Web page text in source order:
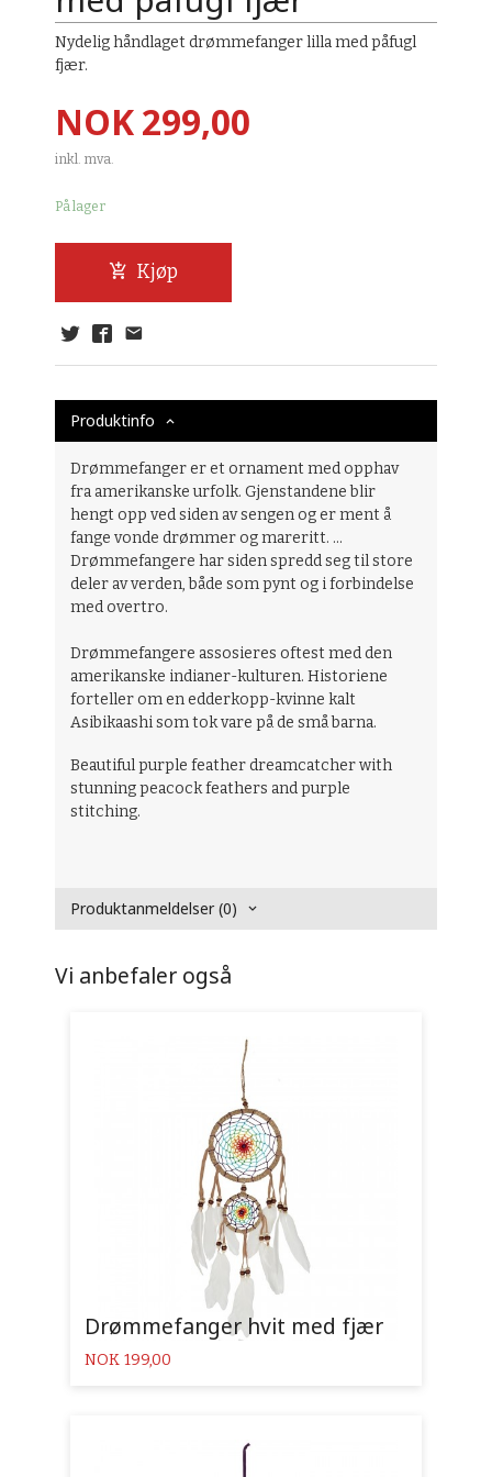
Nydelig håndlaget drømmefanger lilla med påfugl
fjær.
Pris
NOK299,00
inkl. mva.
På lager
Kjøp
Produktinfo
Drømmefanger er et ornament med opphav
fra amerikanske urfolk. Gjenstandene blir
hengt opp ved siden av sengen og er ment å
fange vonde drømmer og mareritt. ...
Drømmefangere har siden spredd seg til store
deler av verden, både som pynt og i forbindelse
med overtro.
Drømmefangere assosieres oftest med den
amerikanske indianer-kulturen. Historiene
forteller om en edderkopp-kvinne kalt
Asibikaashi som tok vare på de små barna.
Beautiful purple feather dreamcatcher with
stunning peacock feathers and purple
stitching.
Produktanmeldelser (0)
Vi anbefaler også
Drømmefanger hvit med fjær
Pris
NOK 199,00